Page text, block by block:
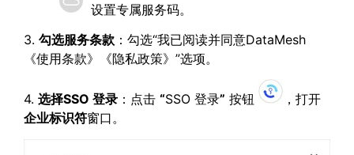
设置专属服务码。
3. 勾选服务条款 ：勾选“我已阅读并同意DataMesh
《使用条款》《隐私政策》”选项。
4. 选择SSO 登录 ：点击 “SSO 登录” 按钮
，打开
企业标识符窗口。